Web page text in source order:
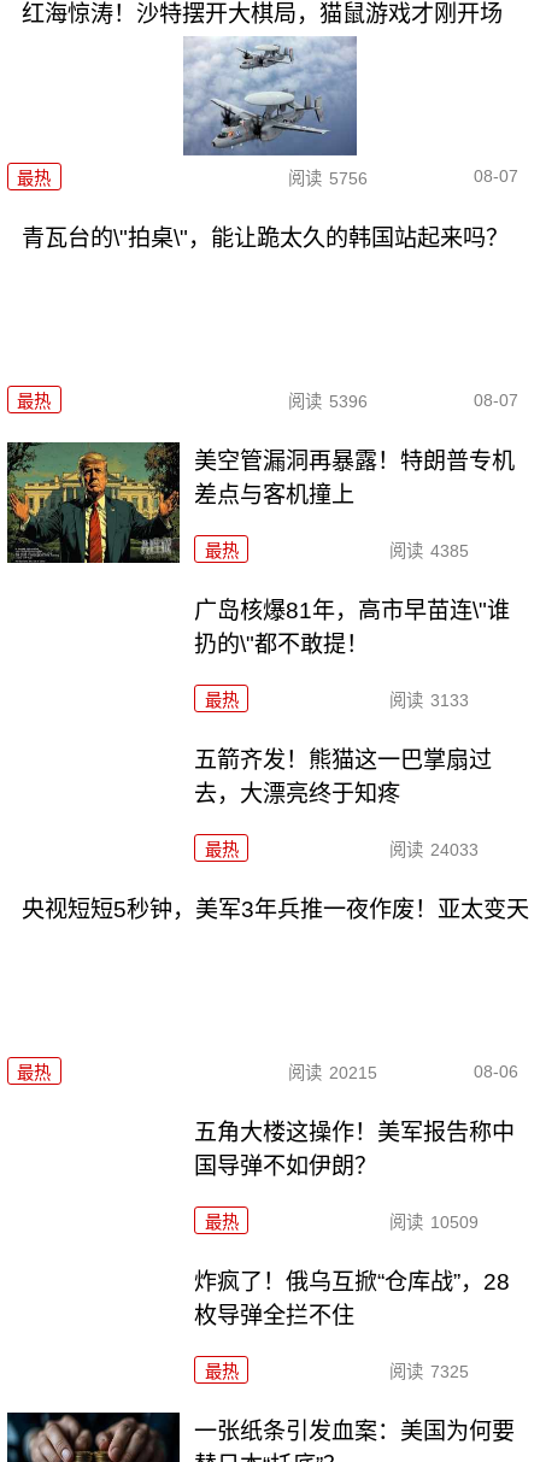
红海惊涛！沙特摆开大棋局，猫鼠游戏才刚开场
最热 阅读 5756 08-07
青瓦台的\"拍桌\"，能让跪太久的韩国站起来吗？
最热 阅读 5396 08-07
美空管漏洞再暴露！特朗普专机
差点与客机撞上
最热 阅读 4385
广岛核爆81年，高市早苗连\"谁
扔的\"都不敢提！
最热 阅读 3133
五箭齐发！熊猫这一巴掌扇过
去，大漂亮终于知疼
最热 阅读 24033
央视短短5秒钟，美军3年兵推一夜作废！亚太变天
最热 阅读 20215 08-06
五角大楼这操作！美军报告称中
国导弹不如伊朗？
最热 阅读 10509
炸疯了！俄乌互掀“仓库战”，28
枚导弹全拦不住
最热 阅读 7325
一张纸条引发血案：美国为何要